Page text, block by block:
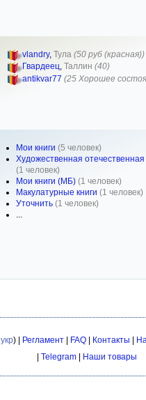
vlandry, Тула (50 руб (красная))
Гвардеец, Таллин (40)
antikvar77 (25 Хорошее
Мои книги (5 человек)
Художественная
(1 человек)
Мои книги (МБ) (1 человек)
Макулатурные книги (1 человек)
Уточнить (1 человек)
...
укр) | Регламент| FAQ| Контакты
Telegram Наши товары